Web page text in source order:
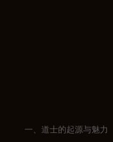
一、道士的起源与魅力